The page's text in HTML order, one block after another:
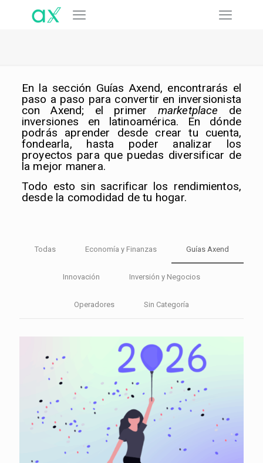
En la sección Guías Axend, encontrarás el
paso a paso para convertir en inversionista
con Axend; el primer marketplace de
inversiones en latinoamérica. En dónde
podrás aprender desde crear tu cuenta,
fondearla, hasta poder analizar los
proyectos para que puedas diversificar de
la mejor manera.
Todo esto sin sacrificar los rendimientos,
desde la comodidad de tu hogar.
Todas Economía y Finanzas Guías Axend
Innovación Inversión y Negocios
Operadores Sin Categoría